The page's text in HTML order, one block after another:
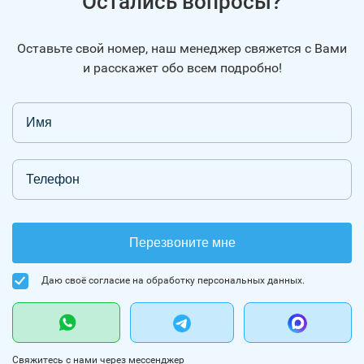
Оставьте свой номер, наш менеджер свяжется с Вами
и расскажет обо всем подробно!
Свяжитесь с нами через мессенджер
Перезвоните мне
Даю своё согласие на обработку персональных данных.